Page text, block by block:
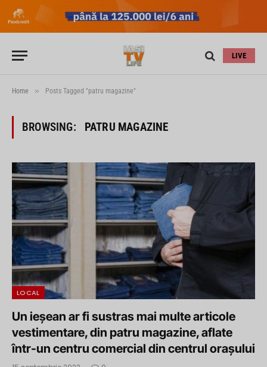
LIVE
Home » Posts Tagged "patru magazine"
BROWSING: PATRU MAGAZINE
LOCAL
Un ieșean ar fi sustras mai multe articole
vestimentare, din patru magazine, aflate
într-un centru comercial din centrul orașului